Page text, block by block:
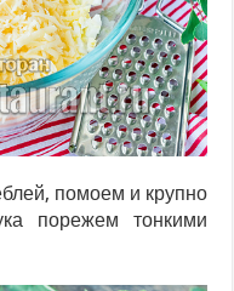
помоем и крупно
порежем тонкими